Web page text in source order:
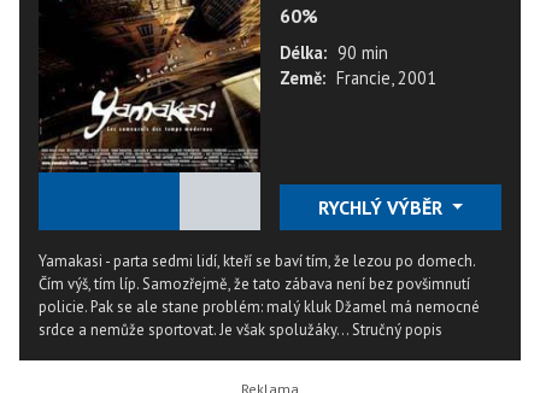
60%
Délka: 90 min
Země: Francie, 2001
RYCHLÝ VÝBĚR
Yamakasi - parta sedmi lidí, kteří se baví tím, že lezou po domech.
Čím výš, tím líp. Samozřejmě, že tato zábava není bez povšimnutí
policie. Pak se ale stane problém: malý kluk Džamel má nemocné
srdce a nemůže sportovat. Je však spolužáky...Stručný popis